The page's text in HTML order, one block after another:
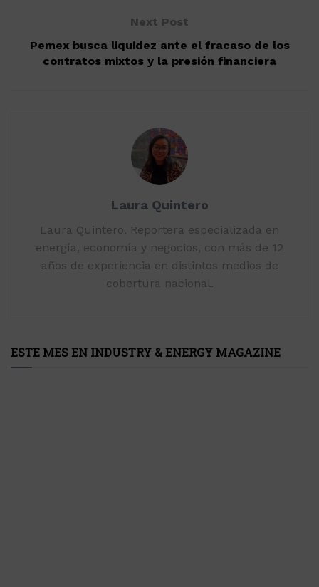
Next Post
Pemex busca liquidez ante el fracaso de los
contratos mixtos y la presión financiera
Laura Quintero
Laura Quintero. Reportera especializada en
energía, economía y negocios, con más de 12
años de experiencia en distintos medios de
cobertura nacional.
ESTE MES EN INDUSTRY & ENERGY MAGAZINE